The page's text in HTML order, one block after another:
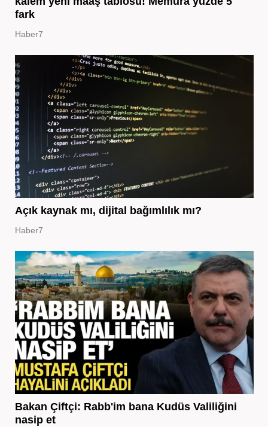
fark
Haber7
Açık kaynak mı, dijital bağımlılık mı?
Haber7
Bakan Çiftçi: Rabb'im bana Kudüs Valiliğini
nasip et